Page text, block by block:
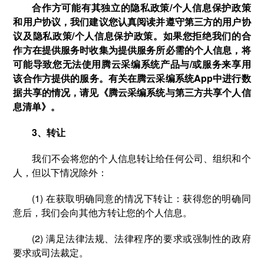
合作方可能有其独立的隐私政策/个人信息保护政策
和用户协议，我们建议您认真阅读并遵守第三方的用户协
议及隐私政策/个人信息保护政策。如果您拒绝我们的合
作方在提供服务时收集为提供服务所必需的个人信息，将
可能导致您无法使用腾云采编系统产品与/或服务来享用
该合作方提供的服务。有关在腾云采编系统App中进行数
据共享的情况，请见《腾云采编系统与第三方共享个人信
息清单》。
3、转让
我们不会将您的个人信息转让给任何公司、组织和个
人，但以下情况除外：
(1) 在获取明确同意的情况下转让：获得您的明确同
意后，我们会向其他方转让您的个人信息。
(2) 满足法律法规、法律程序的要求或强制性的政府
要求或司法裁定。